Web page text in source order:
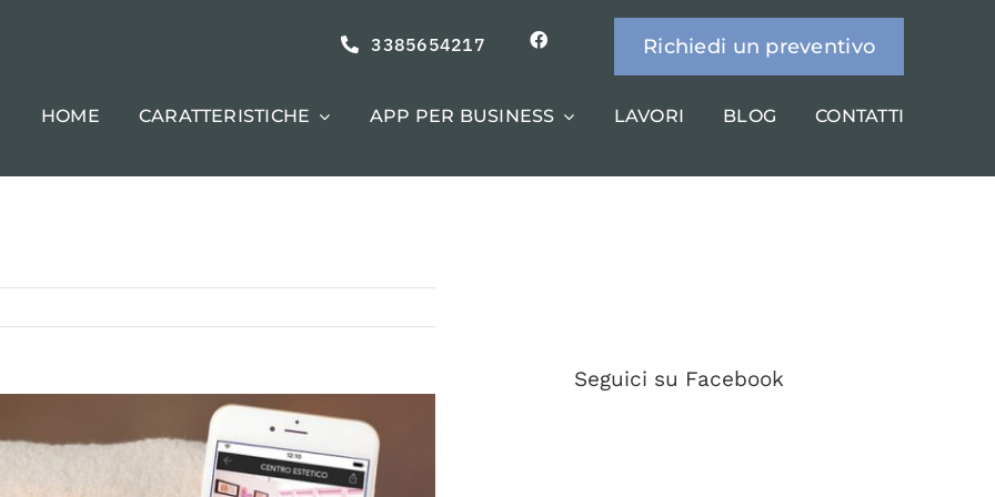
3385654217 Richiedi un preventivo
HOME CARATTERISTICHE APP PER BUSINESS LAVORI BLOG CONTATTI
Seguici su Facebook